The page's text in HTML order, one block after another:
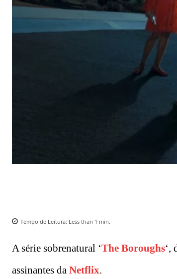
Tempo de Leitura: Less than 1 min.
A série sobrenatural ‘The Boroughs‘,
assinantes da Netflix.